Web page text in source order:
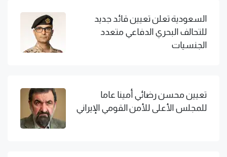
السعودية تعلن تعيين قائد جديد
للتحالف البحري الدفاعي متعدد
الجنسيات
تعيين محسن رضائي أمينا عاما
للمجلس الأعلى للأمن القومي الإيراني